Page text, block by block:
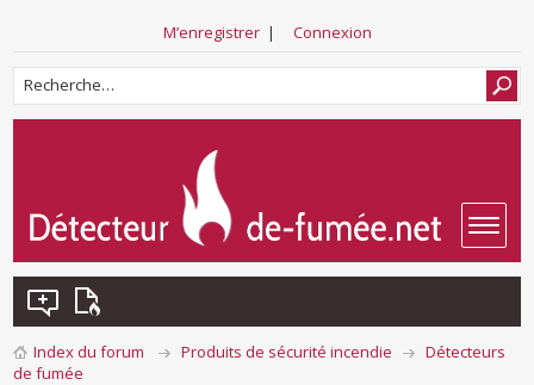
M’enregistrer| Connexion
Index du forum Produits de sécurité incendie
Détecteurs
de fumée